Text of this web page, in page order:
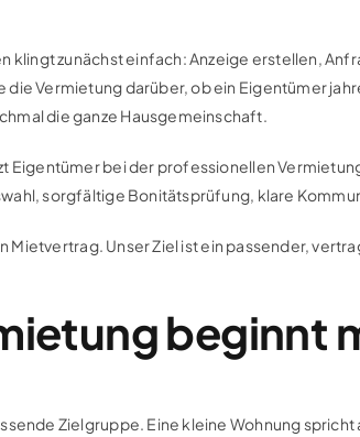
klingt zunächst einfach: Anzeige erstellen,
Vermietung darüber, ob ein Eigentümer
die ganze Hausgemeinschaft.
Eigentümer bei der professionellen
sorgfältige Bonitätsprüfung, klare
Mietvertrag. Unser Ziel ist ein passender,
beginnt
Zielgruppe. Eine kleine Wohnung